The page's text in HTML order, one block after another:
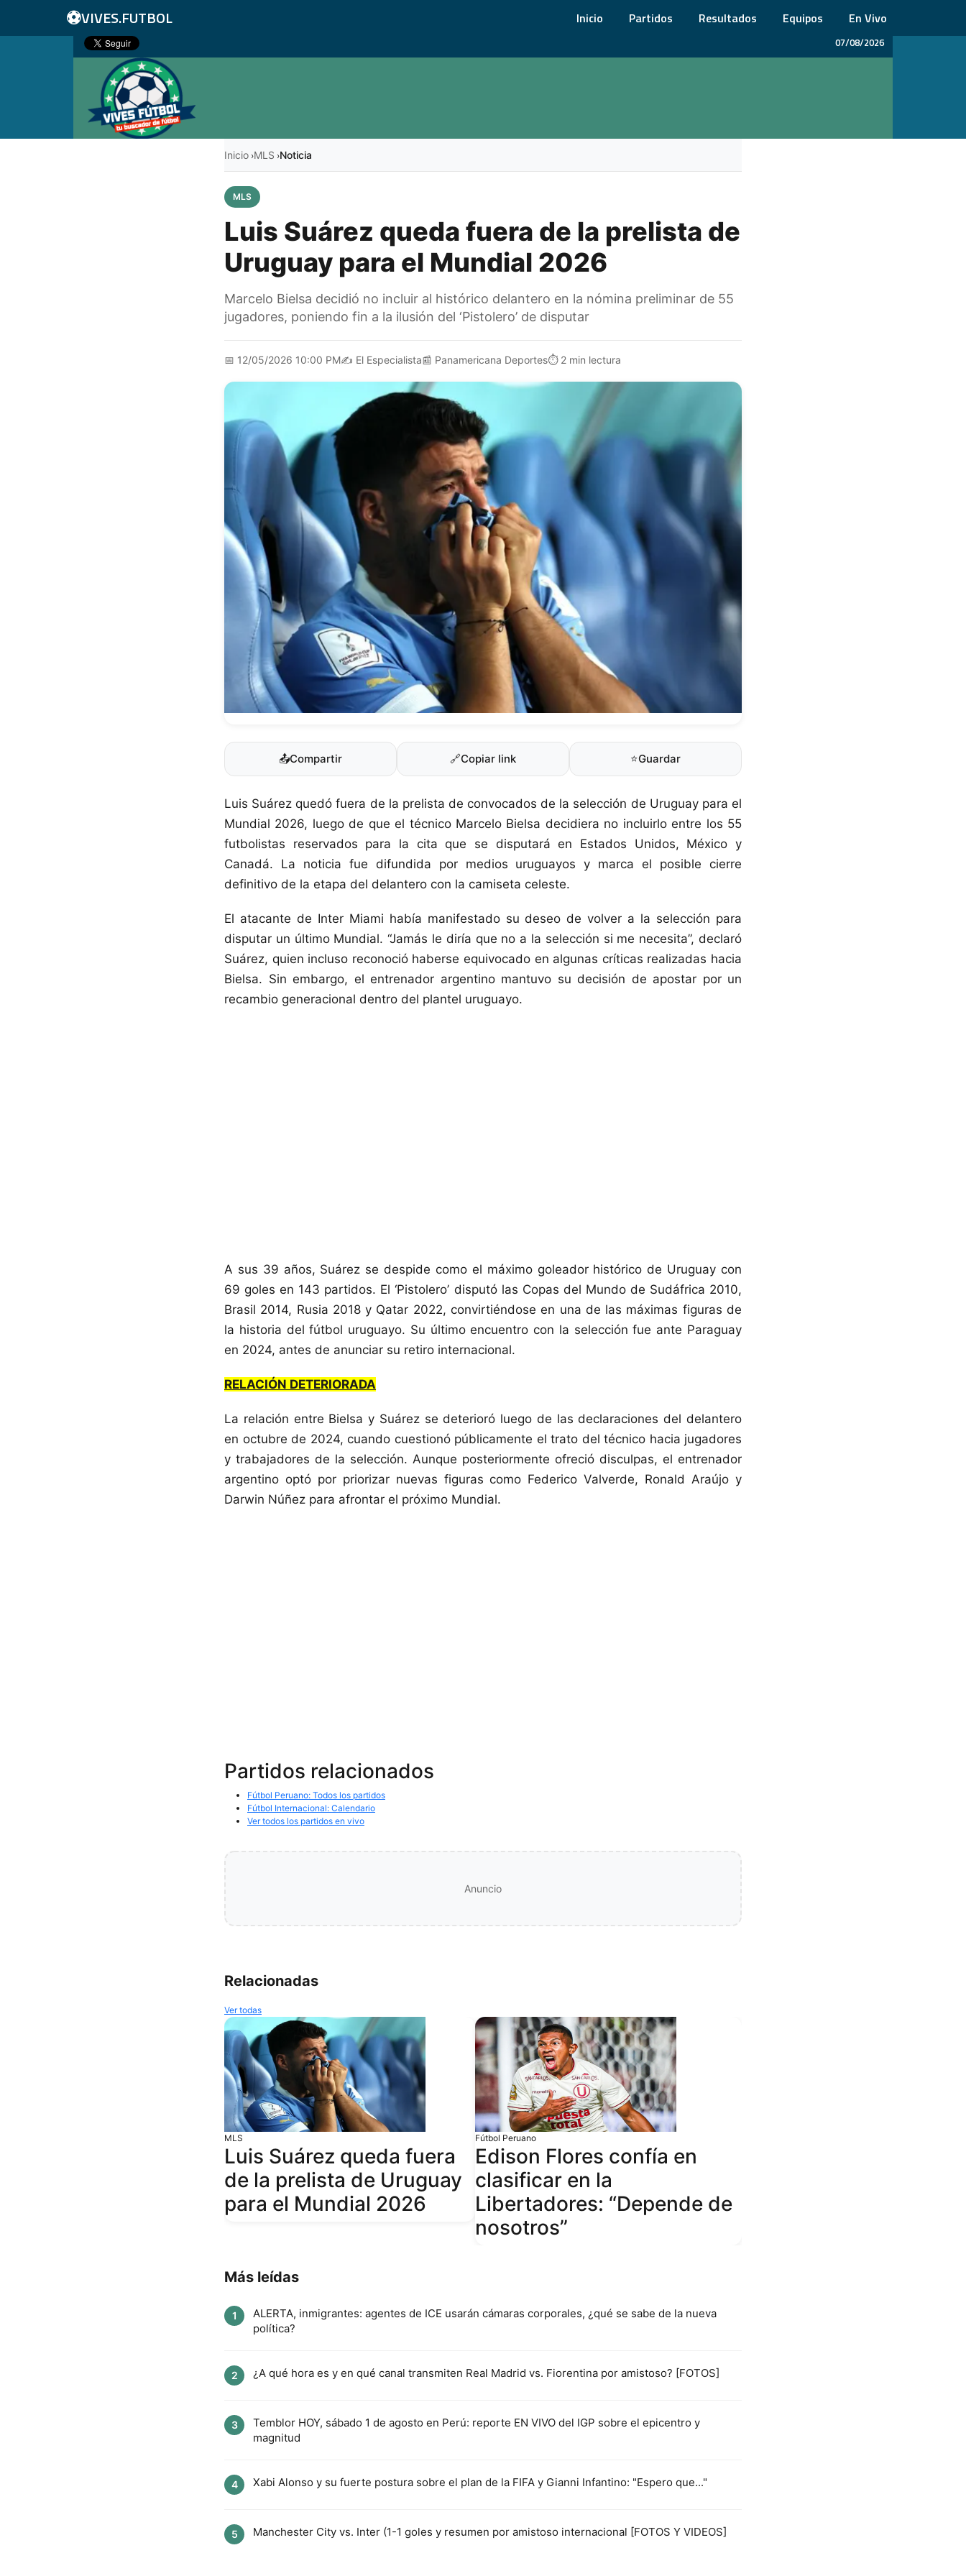
⚽VIVES.FUTBOL Inicio Partidos Resultados Equipos En Vivo
07/08/2026
Inicio ›MLS ›Noticia
MLS
Luis Suárez queda fuera de la prelista de
Uruguay para el Mundial 2026
Marcelo Bielsa decidió no incluir al histórico delantero en la nómina preliminar de 55
jugadores, poniendo fin a la ilusión del ‘Pistolero’ de disputar
📅 12/05/2026 10:00 PM✍️ El Especialista📰 Panamericana Deportes⏱️ 2 min lectura
📤Compartir 🔗Copiar link ⭐Guardar
Luis Suárez quedó fuera de la prelista de convocados de la selección de Uruguay para el
Mundial 2026, luego de que el técnico Marcelo Bielsa decidiera no incluirlo entre los 55
futbolistas reservados para la cita que se disputará en Estados Unidos, México y
Canadá. La noticia fue difundida por medios uruguayos y marca el posible cierre
definitivo de la etapa del delantero con la camiseta celeste.
El atacante de Inter Miami había manifestado su deseo de volver a la selección para
disputar un último Mundial. “Jamás le diría que no a la selección si me necesita”, declaró
Suárez, quien incluso reconoció haberse equivocado en algunas críticas realizadas hacia
Bielsa. Sin embargo, el entrenador argentino mantuvo su decisión de apostar por un
recambio generacional dentro del plantel uruguayo.
A sus 39 años, Suárez se despide como el máximo goleador histórico de Uruguay con
69 goles en 143 partidos. El ‘Pistolero’ disputó las Copas del Mundo de Sudáfrica 2010,
Brasil 2014, Rusia 2018 y Qatar 2022, convirtiéndose en una de las máximas figuras de
la historia del fútbol uruguayo. Su último encuentro con la selección fue ante Paraguay
en 2024, antes de anunciar su retiro internacional.
RELACIÓN DETERIORADA
La relación entre Bielsa y Suárez se deterioró luego de las declaraciones del delantero
en octubre de 2024, cuando cuestionó públicamente el trato del técnico hacia jugadores
y trabajadores de la selección. Aunque posteriormente ofreció disculpas, el entrenador
argentino optó por priorizar nuevas figuras como Federico Valverde, Ronald Araújo y
Darwin Núñez para afrontar el próximo Mundial.
Partidos relacionados
Fútbol Peruano: Todos los partidos
Fútbol Internacional: Calendario
Ver todos los partidos en vivo
Anuncio
Relacionadas
Ver todas
MLS
Luis Suárez queda fuera
de la prelista de Uruguay
para el Mundial 2026
Fútbol Peruano
Edison Flores confía en
clasificar en la
Libertadores: “Depende de
nosotros”
Más leídas
1
ALERTA, inmigrantes: agentes de ICE usarán cámaras corporales, ¿qué se sabe de la nueva
política?
2 ¿A qué hora es y en qué canal transmiten Real Madrid vs. Fiorentina por amistoso? [FOTOS]
3
Temblor HOY, sábado 1 de agosto en Perú: reporte EN VIVO del IGP sobre el epicentro y
magnitud
4 Xabi Alonso y su fuerte postura sobre el plan de la FIFA y Gianni Infantino: "Espero que..."
5 Manchester City vs. Inter (1-1 goles y resumen por amistoso internacional [FOTOS Y VIDEOS]